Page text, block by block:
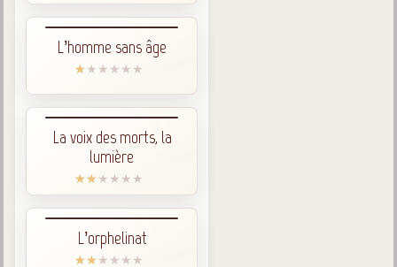
L’homme sans âge
La voix des morts, la
lumière
L’orphelinat